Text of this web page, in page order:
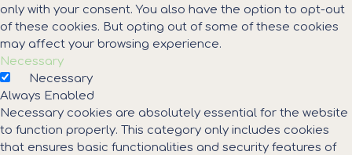
only with your consent. You also have the option to opt-out
of these cookies. But opting out of some of these cookies
may affect your browsing experience.
Necessary
Necessary
Always Enabled
Necessary cookies are absolutely essential for the website
to function properly. This category only includes cookies
that ensures basic functionalities and security features of